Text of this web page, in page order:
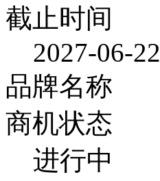
截止时间
2027-06-22
品牌名称
商机状态
进行中